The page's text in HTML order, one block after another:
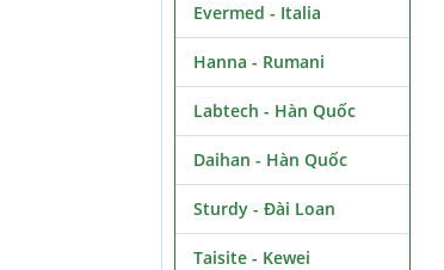
Evermed - Italia
Hanna - Rumani
Labtech - Hàn Quốc
Daihan - Hàn Quốc
Sturdy - Đài Loan
Taisite - Kewei